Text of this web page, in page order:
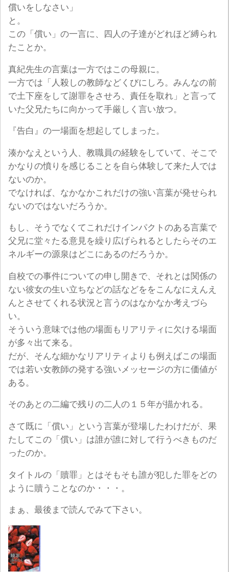
償いをしなさい」
と。
この「償い」の一言に、四人の子達がどれほど縛られ
たことか。
真紀先生の言葉は一方ではこの母親に。
一方では「人殺しの教師などくびにしろ。みんなの前
で土下座をして謝罪をさせろ、責任を取れ」と言って
いた父兄たちに向かって手厳しく言い放つ。
『告白』の一場面を想起してしまった。
湊かなえという人、教職員の経験をしていて、そこで
かなりの憤りを感じることを自ら体験して来た人では
ないのか。
でなければ、なかなかこれだけの強い言葉が発せられ
ないのではないだろうか。
もし、そうでなくてこれだけインパクトのある言葉で
父兄に堂々たる意見を繰り広げられるとしたらそのエ
ネルギーの源泉はどこにあるのだろうか。
自校での事件についての申し開きで、それとは関係の
ない彼女の生い立ちなどの話などををこんなにえんえ
んとさせてくれる状況と言うのはなかなか考えづら
い。
そういう意味では他の場面もリアリティに欠ける場面
が多々出て来る。
だが、そんな細かなリアリティよりも例えばこの場面
では若い女教師の発する強いメッセージの方に価値が
ある。
そのあとの二編で残りの二人の１５年が描かれる。
さて既に「償い」という言葉が登場したわけだが、果
たしてこの「償い」は誰が誰に対して行うべきものだ
ったのか。
タイトルの「贖罪」とはそもそも誰が犯した罪をどの
ように贖うことなのか・・・。
まぁ、最後まで読んでみて下さい。